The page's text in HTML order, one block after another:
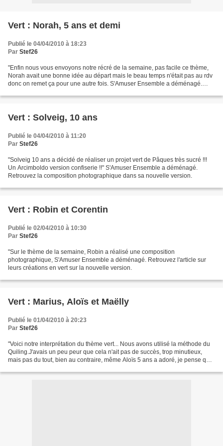
Vert : Norah, 5 ans et demi
Publié le 04/04/2010 à 18:23
Par Stef26
"Enfin nous vous envoyons notre récré de la semaine, pas facile ce thème,
Norah avait une bonne idée au départ mais le beau temps n'était pas au rdv
donc on remet ça pour une autre fois. S'Amuser Ensemble a déménagé.
Vert : Solveig, 10 ans
Publié le 04/04/2010 à 11:20
Par Stef26
"Solveig 10 ans a décidé de réaliser un projet vert de Pâques très sucré !!!
Un Arcimboldo version confiserie !!" S'Amuser Ensemble a déménagé.
Retrouvez la composition photographique dans sa nouvelle version.
Vert : Robin et Corentin
Publié le 02/04/2010 à 10:30
Par Stef26
"Sur le thème de la semaine, Robin a réalisé une composition
photographique, S'Amuser Ensemble a déménagé. Retrouvez l'article sur
leurs créations en vert sur la nouvelle version.
Vert : Marius, Aloïs et Maëlly
Publié le 01/04/2010 à 20:23
Par Stef26
"Voici notre interprétation du thème vert... Nous avons utilisé la méthode du
Quiling.J'avais un peu peur que cela n'ait pas de succès, trop minutieux,
mais pas du tout, bien au contraire, même Aloïs 5 ans a adoré, je pense qu'il